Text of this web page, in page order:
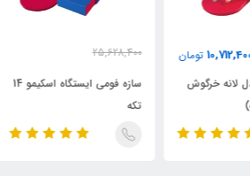
تومان
25,628,400
22,374,000 تومان
سازه فومی ایستگاه اسکیمو 14